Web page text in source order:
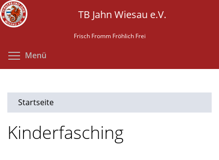
Direkt
zum
Inhalt
TB Jahn Wiesau e.V.
Frisch Fromm Fröhlich Frei
Menü
Startseite
Kinderfasching